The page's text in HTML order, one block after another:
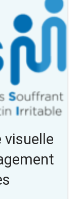
visuelle